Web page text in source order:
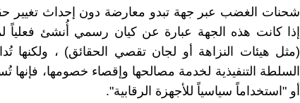
شحنات الغضب عبر جهة تبدو معارضة دون إحداث تغيير
إذا كانت هذه الجهة عبارة عن كيان رسمي أُنشئ فعلياً
(مثل هيئات النزاهة أو لجان تقصي الحقائق) ، ولكنها
السلطة التنفيذية لخدمة مصالحها وإقصاء خصومها، فإنها
أو "استخداماً سياسياً للأجهزة الرقابية".